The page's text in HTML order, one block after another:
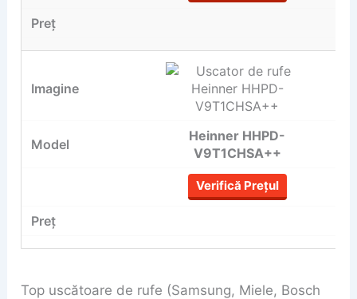
Heinner HHPD-
V9T1CHSA++
Verifică Prețul
Top uscătoare de rufe (Samsung, Miele, Bosch